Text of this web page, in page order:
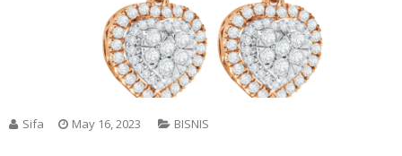
Sifa May 16, 2023 BISNIS